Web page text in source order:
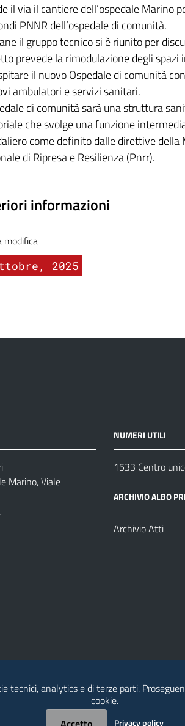
il via il cantiere dell’ospedale Marino
PNNR dell’ospedale di comunità.
il gruppo tecnico si è riunito per
prevede la rimodulazione degli
il nuovo Ospedale di comunità
ambulatori e servizi sanitari.
di comunità sarà una struttura
che svolge una funzione
come definito dalle direttive della
di Ripresa e Resilienza (Pnrr).
informazioni
modifica
2025
Marino, Viale
NUMERI UTILI
1533 Centro
ARCHIVIO ALBO
Archivio Atti
tecnici, analytics e di terze parti.
cookie.
Privacy policy